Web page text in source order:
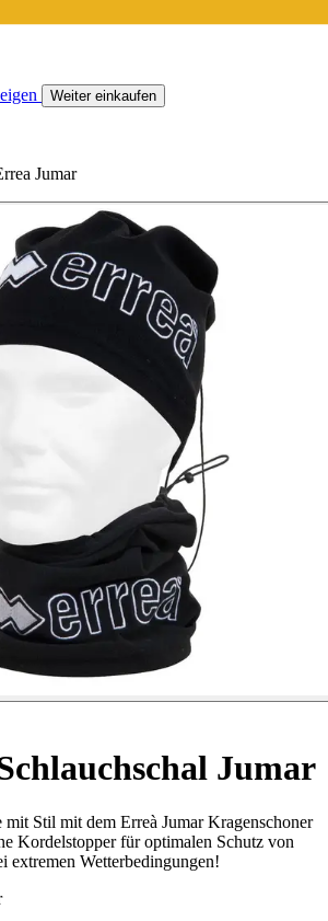
Weiter einkaufen
Jumar
Jumar
Stil mit dem Erreà Jumar Kragenschoner
Kordelstopper für optimalen Schutz von
extremen Wetterbedingungen!